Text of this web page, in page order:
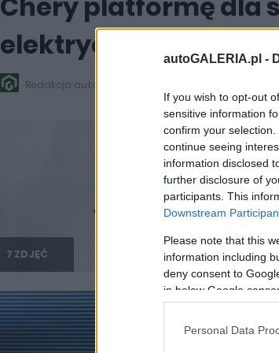
autoGALERIA.pl -
If you wish to opt-out
sensitive information
confirm your
continue seeing
information disclosed
further disclosure of
participants. This
Downstream
Please note that this
information including
deny consent to
in below Google
Personal Data
elektrycznych. O kim
Redakcja autoGALERIA.pl
7 ZDJĘĆ
Land
logo
NOWOŚCI